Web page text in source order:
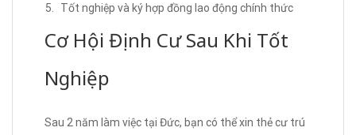
Tốt nghiệp và ký hợp đồng lao động chính thức
Cơ Hội Định Cư Sau Khi Tốt
Nghiệp
Sau 2 năm làm việc tại Đức, bạn có thể xin thẻ cư trú